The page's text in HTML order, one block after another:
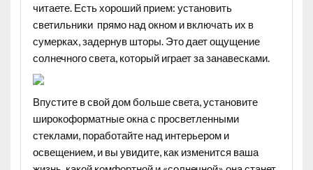
читаете. Есть хороший прием: установить
светильники прямо над окном и включать их в
сумерках, задернув шторы. Это дает ощущение
солнечного света, который играет за занавесками.
Впустите в свой дом больше света, установите
широкоформатные окна с просветленными
стеклами, поработайте над интерьером и
освещением, и вы увидите, как изменится ваша